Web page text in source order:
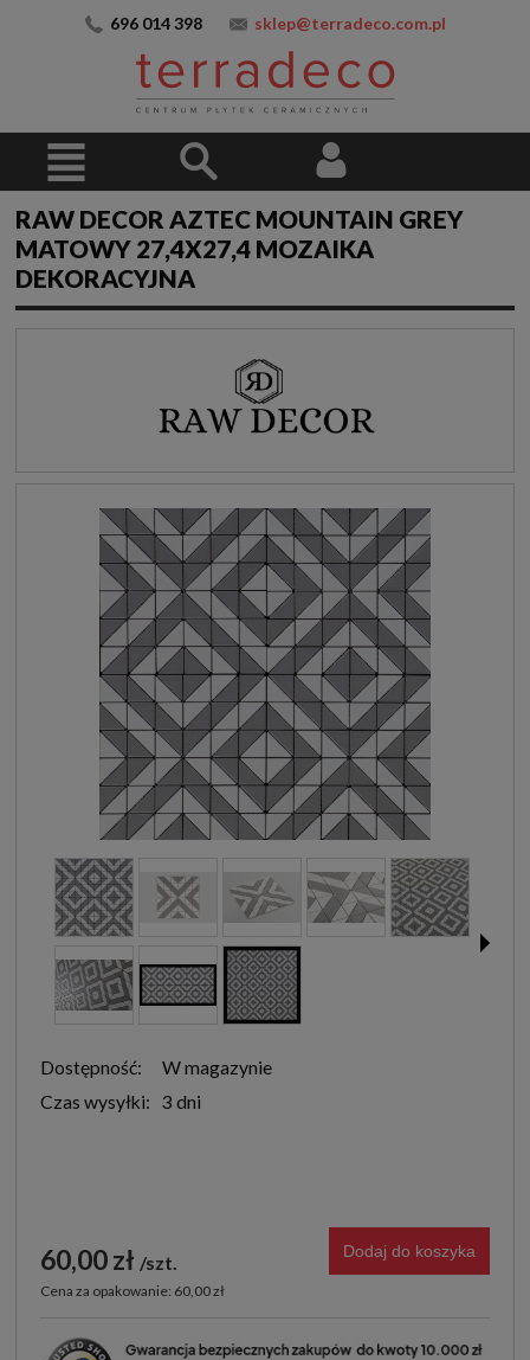
696 014 398 sklep@terradeco.com.pl
RAW DECOR AZTEC MOUNTAIN GREY
MATOWY 27,4X27,4 MOZAIKA
DEKORACYJNA
Dostępność:
W magazynie
Czas wysyłki: 3 dni
60,00 zł szt.
Cena za opakowanie: 60,00 zł
Dodaj do koszyka